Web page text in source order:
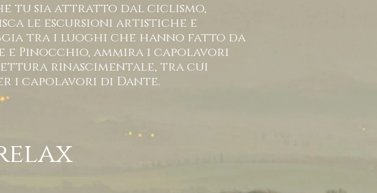
tu sia attratto dal ciclismo,
le escursioni artistiche e
tra i luoghi che hanno fatto da
Pinocchio, ammira i capolavori
rinascimentale, tra cui
i capolavori di Dante.